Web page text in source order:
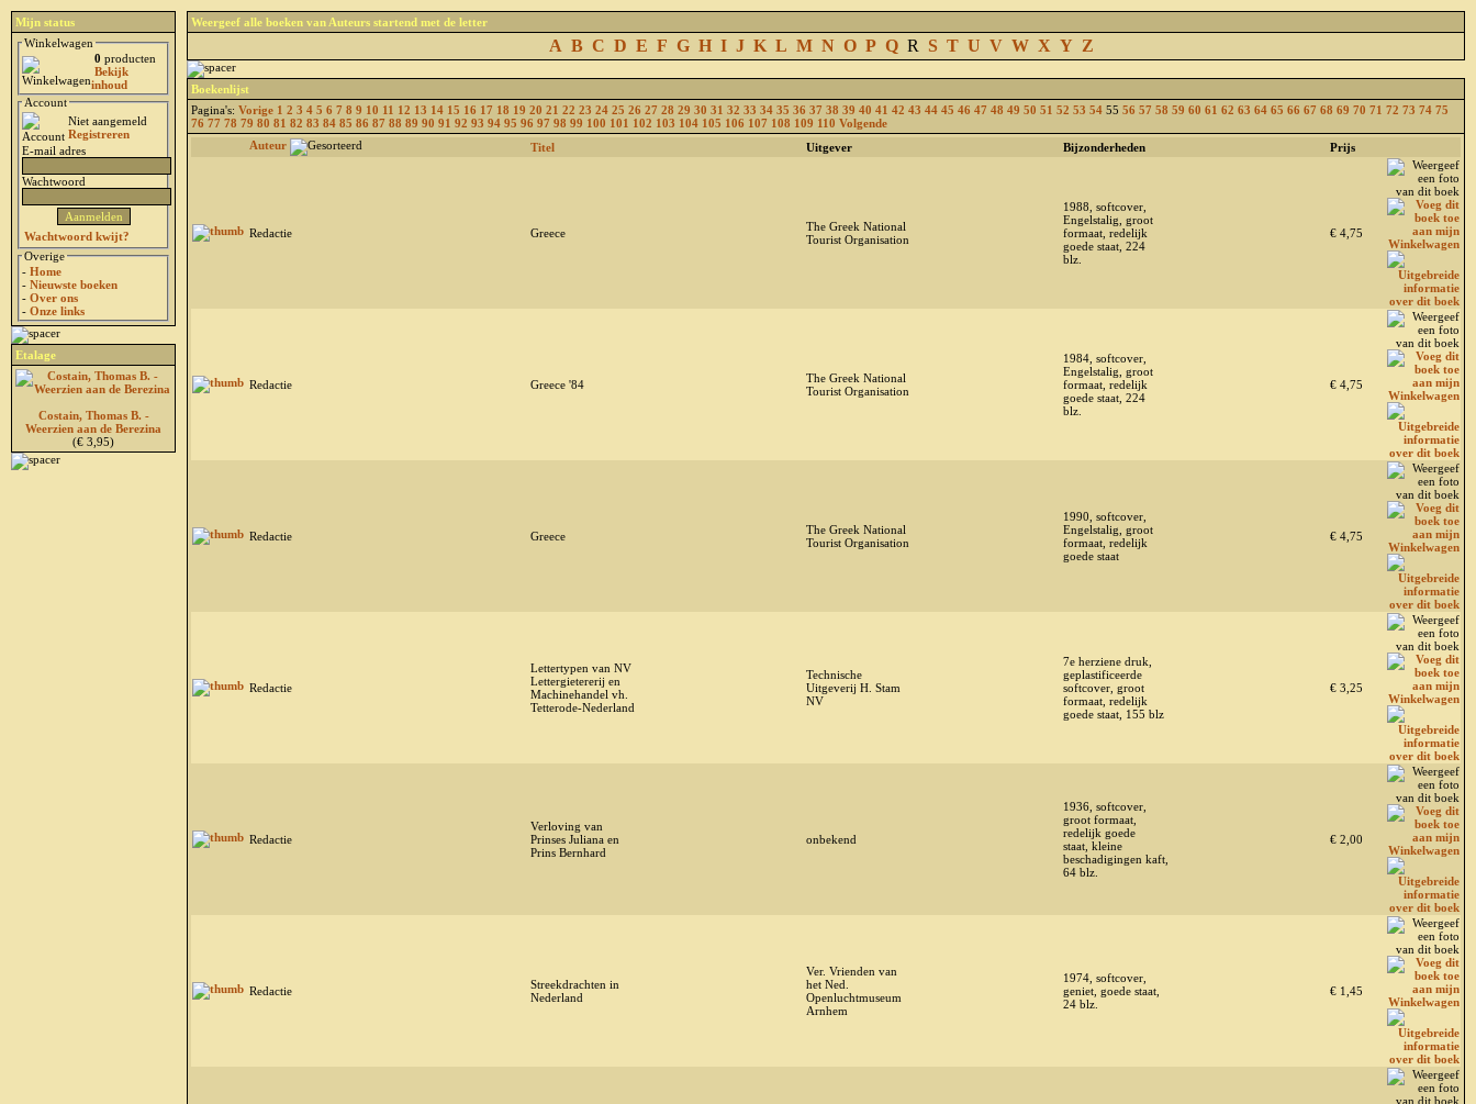
Mijn status
Winkelwagen
0 producten
Bekijk
inhoud
Account
Niet aangemeld
Registreren
E-mail adres
Wachtwoord
Wachtwoord kwijt?
Overige
- Home
- Nieuwste boeken
- Over ons
- Onze links
Etalage
Costain, Thomas B. -
Weerzien aan de Berezina
(€ 3,95)
Weergeef alle boeken van Auteurs startend met de letter
A B C D E F G H I J K L M N O P Q R S T U V W X Y Z
Boekenlijst
Pagina's: Vorige 1 2 3 4 5 6 7 8 9 10 11 12 13 14 15 16 17 18 19 20 21 22 23 24 25 26 27 28 29 30 31 32 33 34 35 36 37 38 39 40 41 42 43 44 45 46 47 48 49 50 51 52 53 54 55 56 57 58 59 60 61 62 63 64 65 66 67 68 69 70 71 72 73 74 75
76 77 78 79 80 81 82 83 84 85 86 87 88 89 90 91 92 93 94 95 96 97 98 99 100 101 102 103 104 105 106 107 108 109 110 Volgende
Auteur
Titel Uitgever Bijzonderheden Prijs
Redactie Greece
The Greek National
Tourist Organisation
1988, softcover,
Engelstalig, groot
formaat, redelijk
goede staat, 224
blz.
€ 4,75
Redactie Greece '84
The Greek National
Tourist Organisation
1984, softcover,
Engelstalig, groot
formaat, redelijk
goede staat, 224
blz.
€ 4,75
Redactie Greece
The Greek National
Tourist Organisation
1990, softcover,
Engelstalig, groot
formaat, redelijk
goede staat
€ 4,75
Redactie
Lettertypen van NV
Lettergietererij en
Machinehandel vh.
Tetterode-Nederland
Technische
Uitgeverij H. Stam
NV
7e herziene druk,
geplastificeerde
softcover, groot
formaat, redelijk
goede staat, 155 blz
€ 3,25
Redactie
Verloving van
Prinses Juliana en
Prins Bernhard
onbekend
1936, softcover,
groot formaat,
redelijk goede
staat, kleine
beschadigingen kaft,
64 blz.
€ 2,00
Redactie
Streekdrachten in
Nederland
Ver. Vrienden van
het Ned.
Openluchtmuseum
Arnhem
1974, softcover,
geniet, goede staat,
24 blz.
€ 1,45